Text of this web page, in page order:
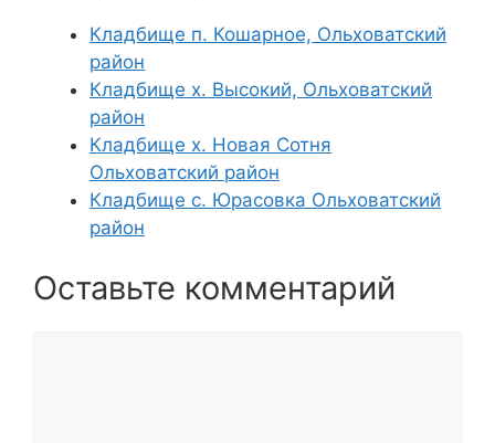
Кладбище п. Кошарное, Ольховатский
район
Кладбище х. Высокий, Ольховатский
район
Кладбище х. Новая Сотня
Ольховатский район
Кладбище с. Юрасовка Ольховатский
район
Оставьте комментарий